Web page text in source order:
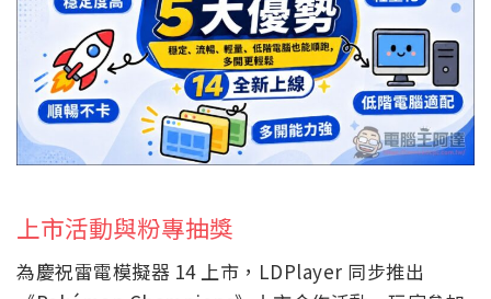
上市活動與粉專抽獎
為慶祝雷電模擬器 14 上市，LDPlayer 同步推出